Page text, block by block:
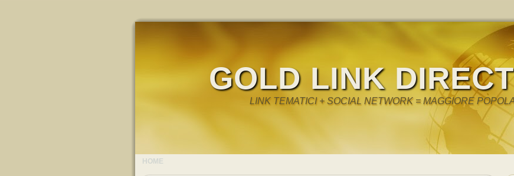
GOLD LINK
LINK TEMATICI + SOCIAL NETWORK = MAGGIORE
HOME